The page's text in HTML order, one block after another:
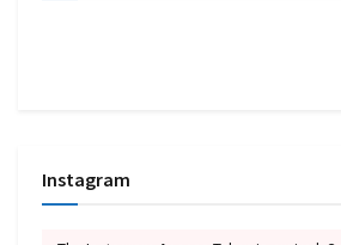
Instagram